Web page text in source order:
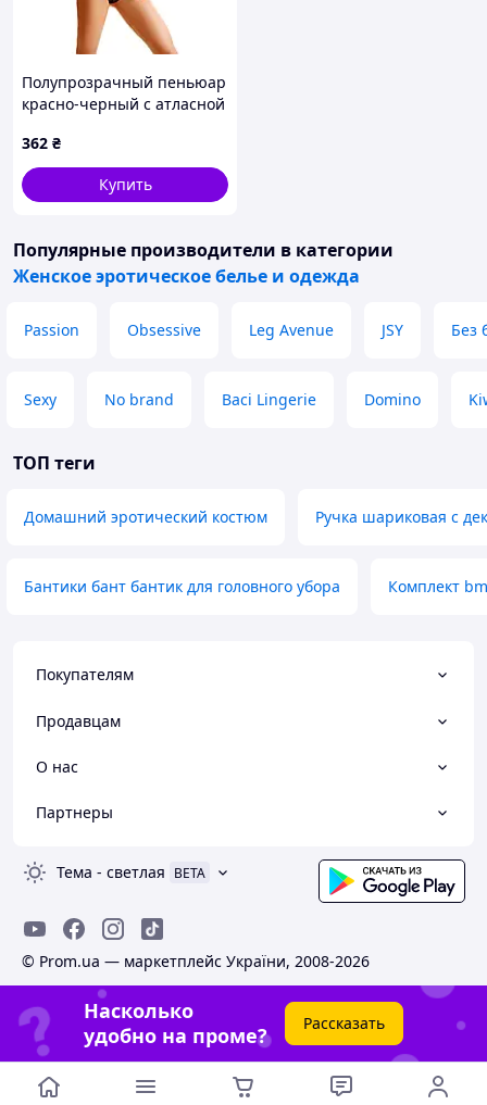
Полупрозрачный пеньюар
красно-черный с атласной
362 ₴
Купить
Популярные производители в категории
Женское эротическое белье и одежда
Passion Obsessive Leg Avenue JSY Без
Sexy No brand Baci Lingerie Domino
ТОП теги
Домашний эротический костюм Ручка шариковая с
Бантики бант бантик для головного убора Комплект
Покупателям
Продавцам
О нас
Партнеры
Тема - светлая BETA
© Prom.ua — маркетплейс України, 2008-2026
Насколько
удобно на проме?
Рассказать